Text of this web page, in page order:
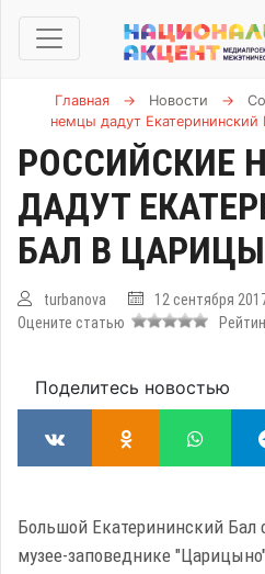
Главная → Новости →
немцы дадут
РОССИЙСКИЕ
ДАДУТ
БАЛ В
turbanova 12 сентября
Оцените статью
Поделитесь новостью
Большой Екатерининский Бал
музее-заповеднике